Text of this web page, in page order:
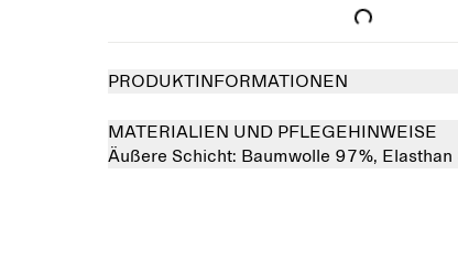
PRODUKTINFORMATIONEN
MATERIALIEN UND PFLEGEHINWEISE
Äußere Schicht: Baumwolle 97%, Elasthan